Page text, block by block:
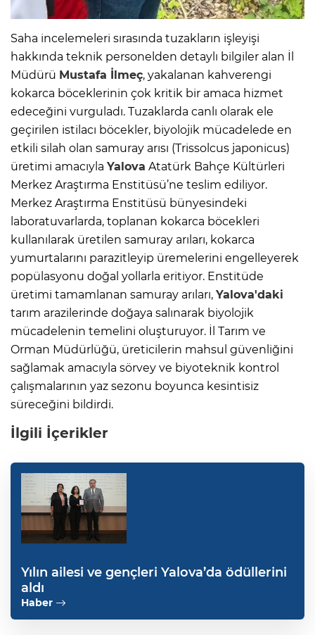
Saha incelemeleri sırasında tuzakların işleyişi
hakkında teknik personelden detaylı bilgiler alan İl
Müdürü Mustafa İlmeç, yakalanan kahverengi
kokarca böceklerinin çok kritik bir amaca hizmet
edeceğini vurguladı. Tuzaklarda canlı olarak ele
geçirilen istilacı böcekler, biyolojik mücadelede en
etkili silah olan samuray arısı (Trissolcus japonicus)
üretimi amacıyla Yalova Atatürk Bahçe Kültürleri
Merkez Araştırma Enstitüsü’ne teslim ediliyor.
Merkez Araştırma Enstitüsü bünyesindeki
laboratuvarlarda, toplanan kokarca böcekleri
kullanılarak üretilen samuray arıları, kokarca
yumurtalarını parazitleyip üremelerini engelleyerek
popülasyonu doğal yollarla eritiyor. Enstitüde
üretimi tamamlanan samuray arıları, Yalova'daki
tarım arazilerinde doğaya salınarak biyolojik
mücadelenin temelini oluşturuyor. İl Tarım ve
Orman Müdürlüğü, üreticilerin mahsul güvenliğini
sağlamak amacıyla sörvey ve biyoteknik kontrol
çalışmalarının yaz sezonu boyunca kesintisiz
süreceğini bildirdi.
İlgili İçerikler
Yılın ailesi ve gençleri Yalova’da ödüllerini
aldı
Haber